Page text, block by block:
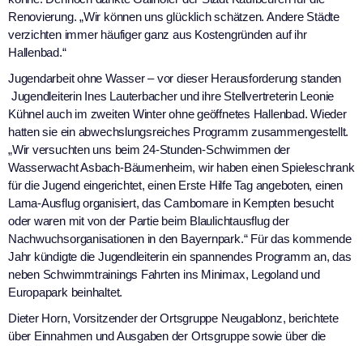
Renovierung. „Wir können uns glücklich schätzen. Andere Städte
verzichten immer häufiger ganz aus Kostengründen auf ihr
Hallenbad.“
Jugendarbeit ohne Wasser – vor dieser Herausforderung standen
Jugendleiterin Ines Lauterbacher und ihre Stellvertreterin Leonie
Kühnel auch im zweiten Winter ohne geöffnetes Hallenbad. Wieder
hatten sie ein abwechslungsreiches Programm zusammengestellt.
„Wir versuchten uns beim 24-Stunden-Schwimmen der
Wasserwacht Asbach-Bäumenheim, wir haben einen Spieleschrank
für die Jugend eingerichtet, einen Erste Hilfe Tag angeboten, einen
Lama-Ausflug organisiert, das Cambomare in Kempten besucht
oder waren mit von der Partie beim Blaulichtausflug der
Nachwuchsorganisationen in den Bayernpark.“ Für das kommende
Jahr kündigte die Jugendleiterin ein spannendes Programm an, das
neben Schwimmtrainings Fahrten ins Minimax, Legoland und
Europapark beinhaltet.
Dieter Horn, Vorsitzender der Ortsgruppe Neugablonz, berichtete
über Einnahmen und Ausgaben der Ortsgruppe sowie über die